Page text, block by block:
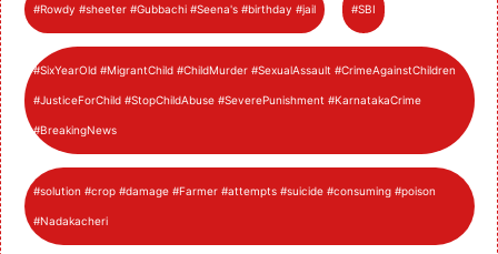
#Rowdy #sheeter #Gubbachi #Seena's #birthday #jail #SBI
#SixYearOld #MigrantChild #ChildMurder #SexualAssault #CrimeAgainstChildren
#JusticeForChild #StopChildAbuse #SeverePunishment #KarnatakaCrime
#BreakingNews
#solution #crop #damage #Farmer #attempts #suicide #consuming #poison
#Nadakacheri